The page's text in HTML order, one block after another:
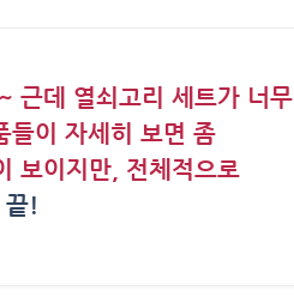
근데 열쇠고리 세트가 너무
들이 자세히 보면 좀
보이지만, 전체적으로
끝!